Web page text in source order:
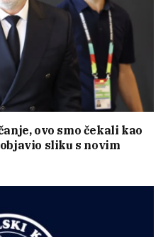
ovo smo čekali kao
sliku s novim